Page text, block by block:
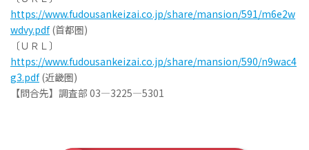
https://www.fudousankeizai.co.jp/share/mansion/591/m6e2w
wdvy.pdf(首都圏)
〔ＵＲＬ〕
https://www.fudousankeizai.co.jp/share/mansion/590/n9wac4
g3.pdf(近畿圏)
【問合先】調査部 03―3225―5301